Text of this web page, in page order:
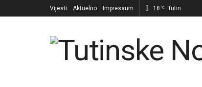
Vijesti Aktuelno Impressum 18 °C Tutin